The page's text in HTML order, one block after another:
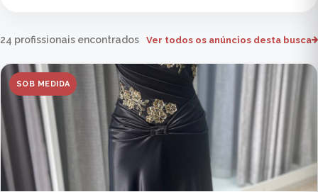
24 profissionais encontrados Ver todos os anúncios desta busca
SOB MEDIDA